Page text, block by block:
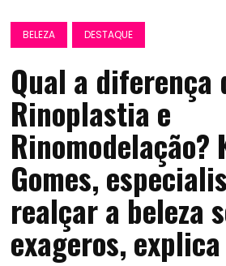
BELEZA DESTAQUE
Qual a diferença
Rinoplastia e
Rinomodelação?
Gomes,
realçar a beleza
exageros, explica